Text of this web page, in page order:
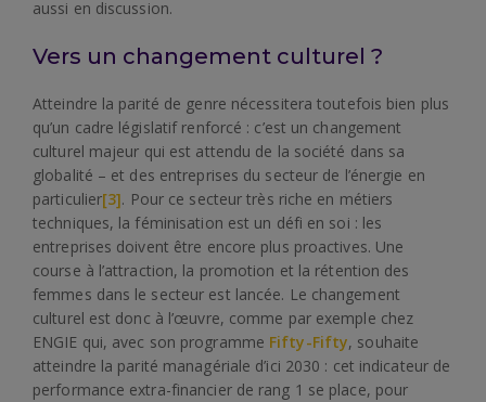
aussi en discussion.
Vers un changement culturel ?
Atteindre la parité de genre nécessitera toutefois bien plus
qu’un cadre législatif renforcé : c’est un changement
culturel majeur qui est attendu de la société dans sa
globalité – et des entreprises du secteur de l’énergie en
particulier[3]. Pour ce secteur très riche en métiers
techniques, la féminisation est un défi en soi : les
entreprises doivent être encore plus proactives. Une
course à l’attraction, la promotion et la rétention des
femmes dans le secteur est lancée. Le changement
culturel est donc à l’œuvre, comme par exemple chez
ENGIE qui, avec son programme Fifty-Fifty, souhaite
atteindre la parité managériale d’ici 2030 : cet indicateur de
performance extra-financier de rang 1 se place, pour